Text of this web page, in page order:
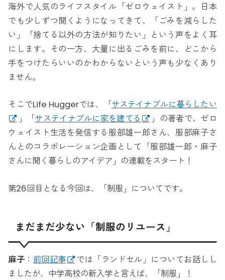
海外で人気のライフスタイル「ゼロウェイスト」。日本
でも少しずつ聞くようになってきて、「ごみを減らした
い」「捨てる以外の方法が知りたい」という声をよく耳
にします。その一方、大量に出るごみを前に、どこから
手をつけたらいいのかわからないという声も少なくあり
ません。
そこでLife Huggerでは、「サステイナブルに暮らしたい
」「サステイナブルに家を建てる
」の著者で、ゼロ
ウェイスト生活を発信する服部雄一郎さん、服部麻子さ
んとのコラボレーション企画として「服部雄一郎・麻子
さんに聞く暮らしのアイデア」の連載をスタート！
第26回目となる今回は、「制服」についてです。
まだまだ少ない「制服のリユース」
麻子 ： 前回記事
では「ランドセル」についてお話しし
ましたが、中学高校の新入学と言えば、「制服」！